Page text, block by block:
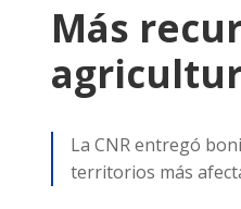
Más
La CNR entregó
territorios más